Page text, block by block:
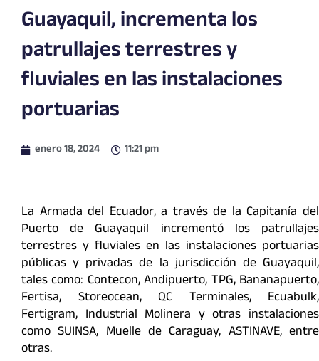
Guayaquil, incrementa los
patrullajes terrestres y
fluviales en las instalaciones
portuarias
enero 18, 2024 11:21 pm
La Armada del Ecuador, a través de la Capitanía del
Puerto de Guayaquil incrementó los patrullajes
terrestres y fluviales en las instalaciones portuarias
públicas y privadas de la jurisdicción de Guayaquil,
tales como: Contecon, Andipuerto, TPG, Bananapuerto,
Fertisa, Storeocean, QC Terminales, Ecuabulk,
Fertigram, Industrial Molinera y otras instalaciones
como SUINSA, Muelle de Caraguay, ASTINAVE, entre
otras.